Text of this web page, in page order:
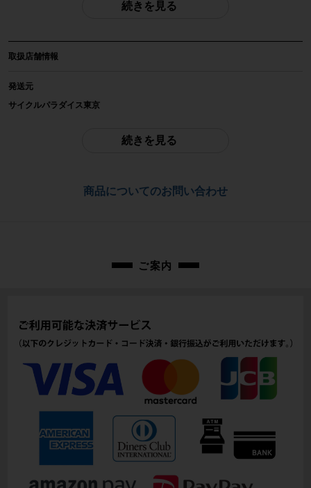
メーカー
FELT
参考価格
ホイールは、DISCブレーキ仕様です。
商品コード
cpt-2602170910-wh-037601926
続きを見る
取扱店舗情報
発送元
サイクルパラダイス東京
続きを見る
商品についてのお問い合わせ
ご案内